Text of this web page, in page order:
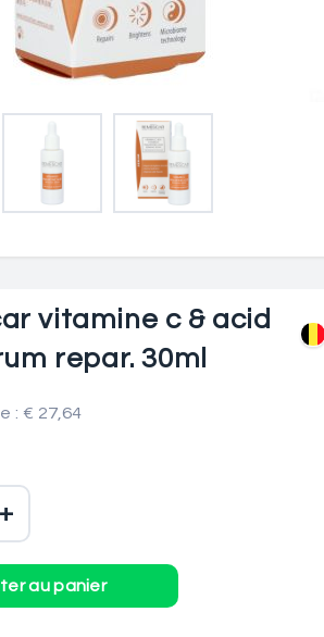
vitamine c & acid
repar. 30ml
: € 27,64
+